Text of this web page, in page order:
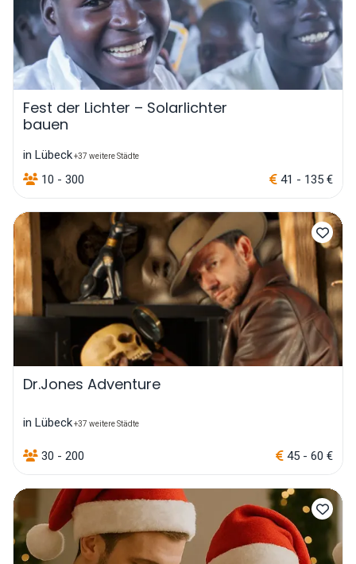
Fest der Lichter – Solarlichter
bauen
in Lübeck+37 weitere Städte
10 - 300 41 - 135 €
Dr.Jones Adventure
in Lübeck+37 weitere Städte
30 - 200 45 - 60 €